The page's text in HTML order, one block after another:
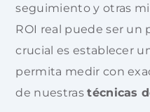
seguimiento y otras
ROI real puede ser un
crucial es establecer
permita medir con
de nuestrastécnicas